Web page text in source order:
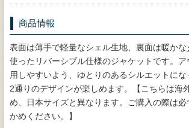
商品情報
表面は薄手で軽量なシェル生地、裏面は暖かな
使ったリバーシブル仕様のジャケットです。
用しやすいよう、ゆとりのあるシルエットに
2通りのデザインが楽しめます。【こちらは海
め、日本サイズと異なります。ご購入の際は
かめください。】